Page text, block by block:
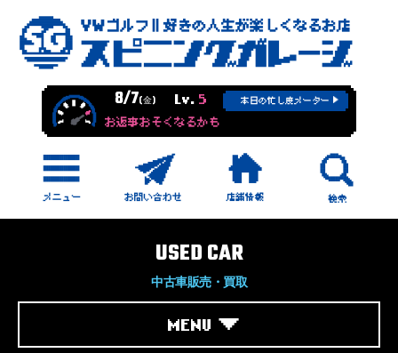
8/7(金) Lv. 5 本日の忙し度メーター
お返事おそくなるかも
USED CAR
中古車販売・買取
MENU